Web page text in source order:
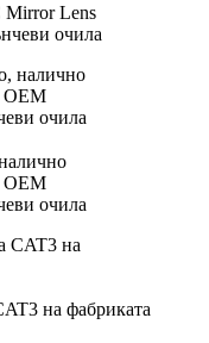
Mirror Lens
очила
OEM
очила
на фабриката